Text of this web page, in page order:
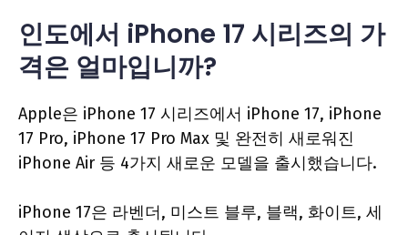
인도에서 iPhone 17 시리즈의 가
격은 얼마입니까?
Apple은 iPhone 17 시리즈에서 iPhone 17, iPhone
17 Pro, iPhone 17 Pro Max 및 완전히 새로워진
iPhone Air 등 4가지 새로운 모델을 출시했습니다.
iPhone 17은 라벤더, 미스트 블루, 블랙, 화이트, 세